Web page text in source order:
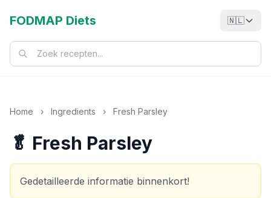
FODMAP Diets 🇳🇱
Home › Ingredients › Fresh Parsley
🥬 Fresh Parsley
Gedetailleerde informatie binnenkort!